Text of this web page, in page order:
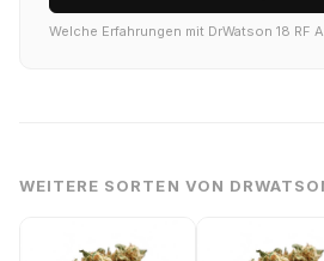
Welche Erfahrungen mit DrWatson 18 RF
WEITERE SORTEN VON